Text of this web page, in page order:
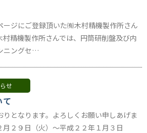
ジにご登録頂いた㈲木村精機製作所さん
精機製作所さんでは、円筒研削盤及び内
ニングセ…
せ
となります。よろしくお願い申しあげま
２９日（火）～平成２２年１月３日